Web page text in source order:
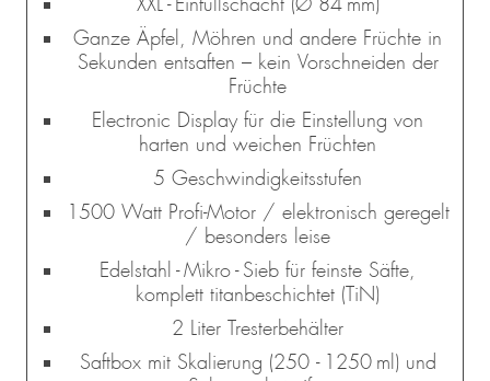
Ganze Äpfel, Möhren und andere Früchte in
Sekunden entsaften – kein Vorschneiden der
Früchte
Electronic Display für die Einstellung von
harten und weichen Früchten
5 Geschwindigkeitsstufen
1500 Watt Profi-Motor / elektronisch geregelt
/ besonders leise
Edelstahl - Mikro - Sieb für feinste Säfte,
komplett titanbeschichtet (TiN)
2 Liter Tresterbehälter
Saftbox mit Skalierung (250 - 1250 ml) und